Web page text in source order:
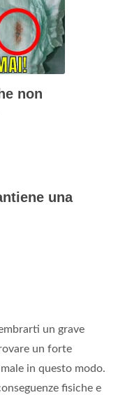
non
una
un grave
un forte
in questo modo.
fisiche e